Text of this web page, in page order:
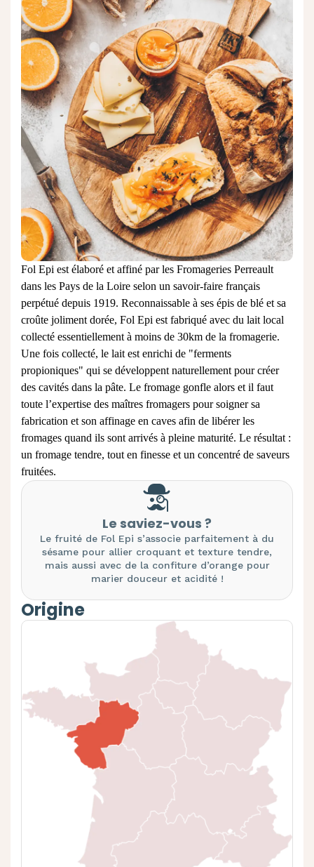
Fol Epi est élaboré et affiné par les Fromageries Perreault
dans les Pays de la Loire selon un savoir-faire français
perpétué depuis 1919. Reconnaissable à ses épis de blé et sa
croûte joliment dorée, Fol Epi est fabriqué avec du lait local
collecté essentiellement à moins de 30km de la fromagerie.
Une fois collecté, le lait est enrichi de "ferments
propioniques" qui se développent naturellement pour créer
des cavités dans la pâte. Le fromage gonfle alors et il faut
toute l’expertise des maîtres fromagers pour soigner sa
fabrication et son affinage en caves afin de libérer les
fromages quand ils sont arrivés à pleine maturité. Le résultat :
un fromage tendre, tout en finesse et un concentré de saveurs
fruitées.
Le saviez-vous ?
Le fruité de Fol Epi s’associe parfaitement à du
sésame pour allier croquant et texture tendre,
mais aussi avec de la confiture d’orange pour
marier douceur et acidité !
Origine